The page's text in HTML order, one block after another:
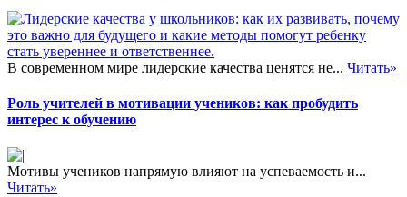
В комплексе эта связь
выражена не прямо, а через
доказательство правильности
политического…
В современном мире лидерские качества ценятся не... Читать»
Роль учителей в мотивации учеников: как пробудить
интерес к обучению
Мотивы учеников напрямую влияют на успеваемость и...
Читать»